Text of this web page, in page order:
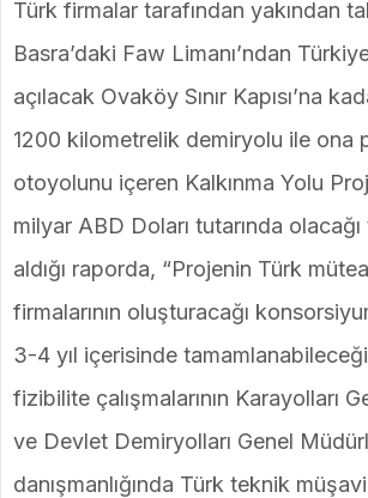
Türk firmalar tarafından yakından
Basra’daki Faw Limanı’ndan Türkiye
açılacak Ovaköy Sınır Kapısı’na
1200 kilometrelik demiryolu ile ona
otoyolunu içeren Kalkınma Yolu
milyar ABD Doları tutarında
aldığı raporda, “Projenin Türk
firmalarının oluşturacağı
3-4 yıl içerisinde
fizibilite çalışmalarının Karayolları
ve Devlet Demiryolları Genel
danışmanlığında Türk teknik